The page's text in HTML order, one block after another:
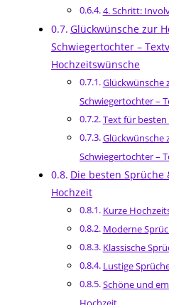
4. Schritt:
Glückwünsche zur
Schwiegertochter –
Hochzeitswünsche
Glückwünsche
Schwiegertochter –
Text für besten
Glückwünsche
Schwiegertochter –
Die besten Sprüche
Hochzeit
Kurze
Moderne
Klassische
Lustige
Schöne und